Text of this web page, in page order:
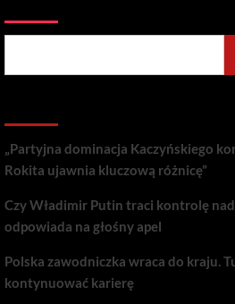
„Partyjna dominacja Kaczyńskiego
Rokita ujawnia kluczową różnicę”
Czy Władimir Putin traci kontrolę nad
odpowiada na głośny apel
Polska zawodniczka wraca do kraju.
kontynuować karierę